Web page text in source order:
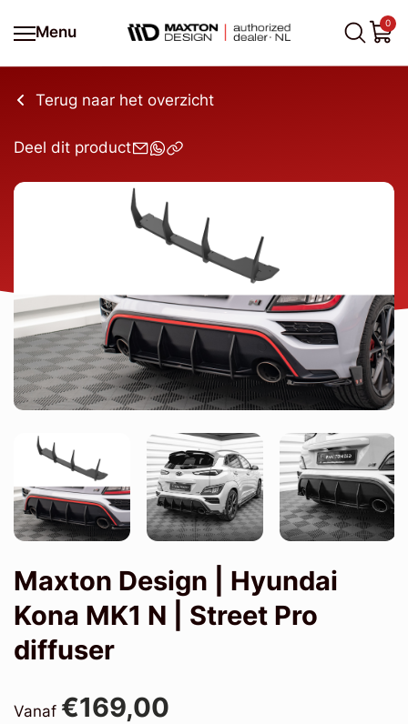
Menu
0
Terug naar het overzicht
Deel dit product
Maxton Design | Hyundai
Kona MK1 N | Street Pro
diffuser
Vanaf €169,00